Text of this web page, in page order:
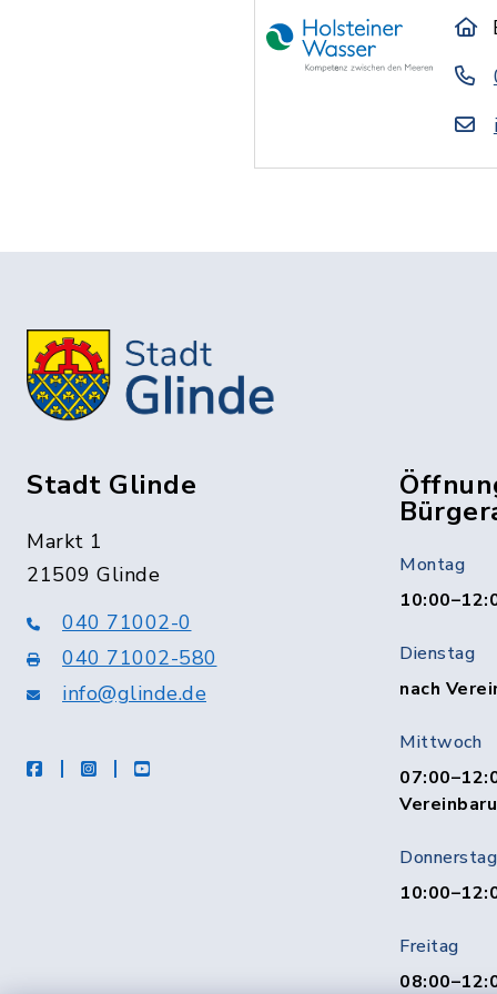
Stadt Glinde
Markt 1
21509 Glinde
040 71002-0
040 71002-580
info@glinde.de
facebookinstagramYoutube
Montag
Dienstag
nach
Mittwoch
Donnerstag
Freitag